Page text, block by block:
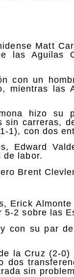
Matt
las Aguilas
con un
mientras las
hizo su
sin carreras,
1), con dos
Edward
de labor.
Brent
Erick
5-2 sobre las
con su par
la Cruz (2-
dos
sin